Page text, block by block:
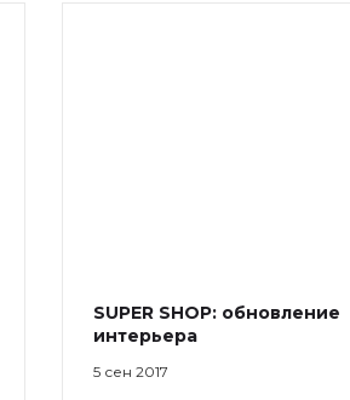
SUPER SHOP: обновление
интерьера
5 сен 2017